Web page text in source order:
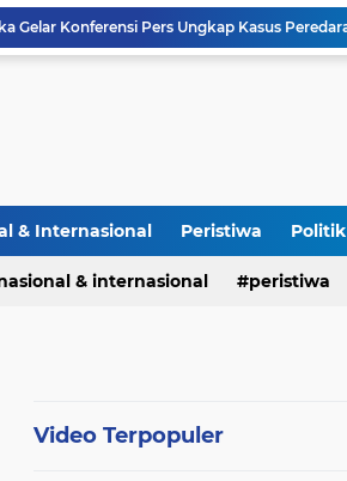
& Internasional Peristiwa Politik
& internasional peristiwa
Video Terpopuler